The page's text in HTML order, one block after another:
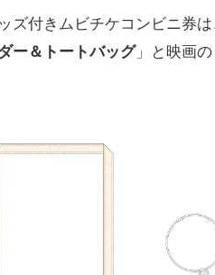
付きムビチケコンビニ券
ー＆トートバッグ」と映画